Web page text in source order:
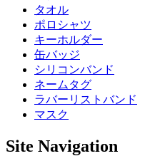
タオル
ポロシャツ
キーホルダー
缶バッジ
シリコンバンド
ネームタグ
ラバーリストバンド
マスク
Site Navigation